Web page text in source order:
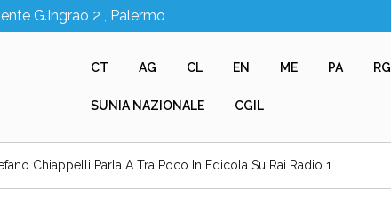
G.Ingrao 2 , Palermo
CT AG CL EN ME PA RG
SUNIA NAZIONALE CGIL
Chiappelli Parla A Tra Poco In Edicola Su Rai Radio 1